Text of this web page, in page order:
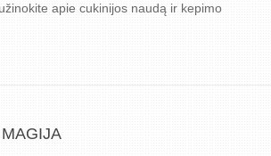
apie cukinijos naudą ir kepimo